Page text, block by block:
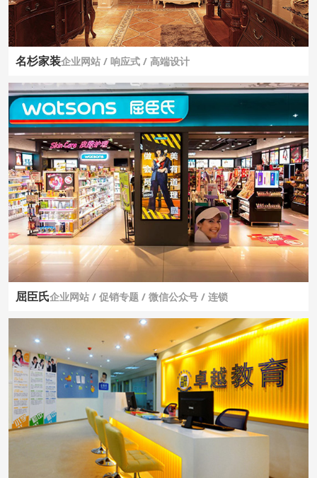
名杉家装企业网站 / 响应式 / 高端设计
屈臣氏企业网站 / 促销专题 / 微信公众号 / 连锁